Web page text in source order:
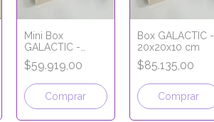
Mini Box
GALACTIC -
12x12x10 cm
$59.919,00
Comprar
Box GALACTIC -
20x20x10 cm
$85.135,00
Comprar